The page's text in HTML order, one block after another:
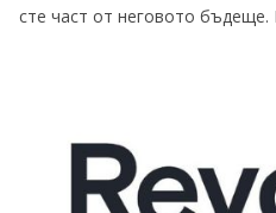
сте част от неговото бъдеще.